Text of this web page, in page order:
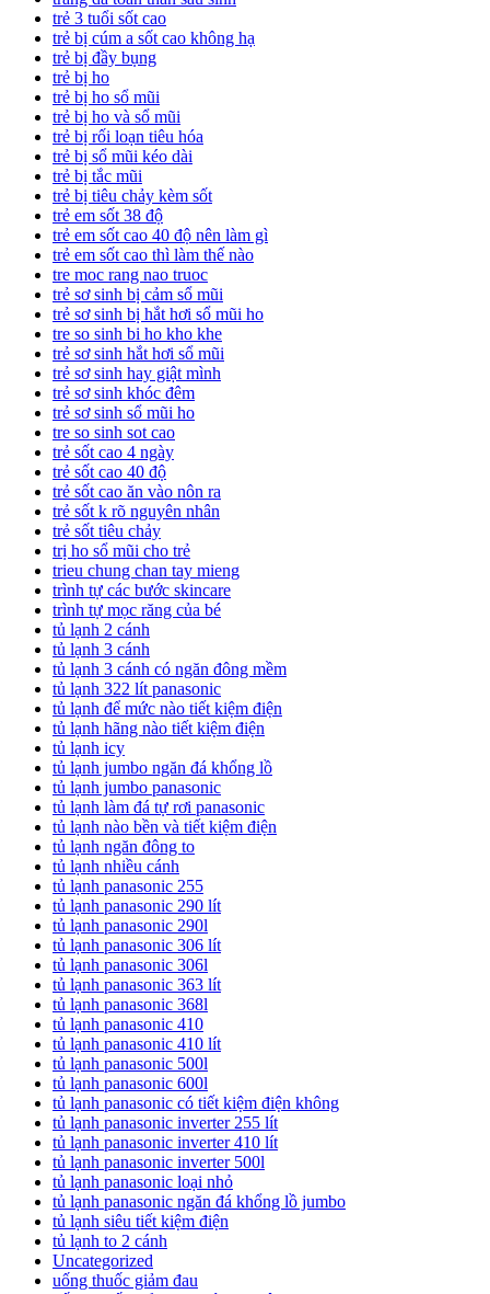
trẻ 3 tuổi sốt cao
trẻ bị cúm a sốt cao không hạ
trẻ bị đầy bụng
trẻ bị ho
trẻ bị ho sổ mũi
trẻ bị ho và sổ mũi
trẻ bị rối loạn tiêu hóa
trẻ bị sổ mũi kéo dài
trẻ bị tắc mũi
trẻ bị tiêu chảy kèm sốt
trẻ em sốt 38 độ
trẻ em sốt cao 40 độ nên làm gì
trẻ em sốt cao thì làm thế nào
tre moc rang nao truoc
trẻ sơ sinh bị cảm sổ mũi
trẻ sơ sinh bị hắt hơi sổ mũi ho
tre so sinh bi ho kho khe
trẻ sơ sinh hắt hơi sổ mũi
trẻ sơ sinh hay giật mình
trẻ sơ sinh khóc đêm
trẻ sơ sinh sổ mũi ho
tre so sinh sot cao
trẻ sốt cao 4 ngày
trẻ sốt cao 40 độ
trẻ sốt cao ăn vào nôn ra
trẻ sốt k rõ nguyên nhân
trẻ sốt tiêu chảy
trị ho sổ mũi cho trẻ
trieu chung chan tay mieng
trình tự các bước skincare
trình tự mọc răng của bé
tủ lạnh 2 cánh
tủ lạnh 3 cánh
tủ lạnh 3 cánh có ngăn đông mềm
tủ lạnh 322 lít panasonic
tủ lạnh để mức nào tiết kiệm điện
tủ lạnh hãng nào tiết kiệm điện
tủ lạnh icy
tủ lạnh jumbo ngăn đá khổng lồ
tủ lạnh jumbo panasonic
tủ lạnh làm đá tự rơi panasonic
tủ lạnh nào bền và tiết kiệm điện
tủ lạnh ngăn đông to
tủ lạnh nhiều cánh
tủ lạnh panasonic 255
tủ lạnh panasonic 290 lít
tủ lạnh panasonic 290l
tủ lạnh panasonic 306 lít
tủ lạnh panasonic 306l
tủ lạnh panasonic 363 lít
tủ lạnh panasonic 368l
tủ lạnh panasonic 410
tủ lạnh panasonic 410 lít
tủ lạnh panasonic 500l
tủ lạnh panasonic 600l
tủ lạnh panasonic có tiết kiệm điện không
tủ lạnh panasonic inverter 255 lít
tủ lạnh panasonic inverter 410 lít
tủ lạnh panasonic inverter 500l
tủ lạnh panasonic loại nhỏ
tủ lạnh panasonic ngăn đá khổng lồ jumbo
tủ lạnh siêu tiết kiệm điện
tủ lạnh to 2 cánh
Uncategorized
uống thuốc giảm đau